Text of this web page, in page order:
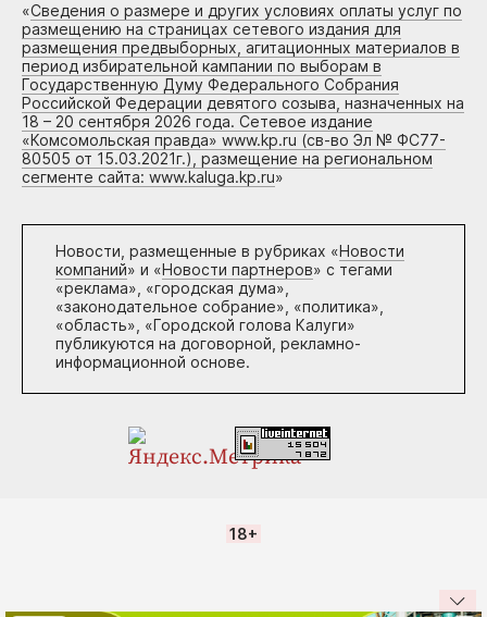
«Сведения о размере и других условиях оплаты услуг по
размещению на страницах сетевого издания для
размещения предвыборных, агитационных материалов в
период избирательной кампании по выборам в
Государственную Думу Федерального Собрания
Российской Федерации девятого созыва, назначенных на
18 – 20 сентября 2026 года. Сетевое издание
«Комсомольская правда» www.kp.ru (св-во Эл № ФС77-
80505 от 15.03.2021г.), размещение на региональном
сегменте сайта: www.kaluga.kp.ru»
Новости, размещенные в рубриках «Новости
компаний» и «Новости партнеров» с тегами
«реклама», «городская дума»,
«законодательное собрание», «политика»,
«область», «Городской голова Калуги»
публикуются на договорной, рекламно-
информационной основе.
18+